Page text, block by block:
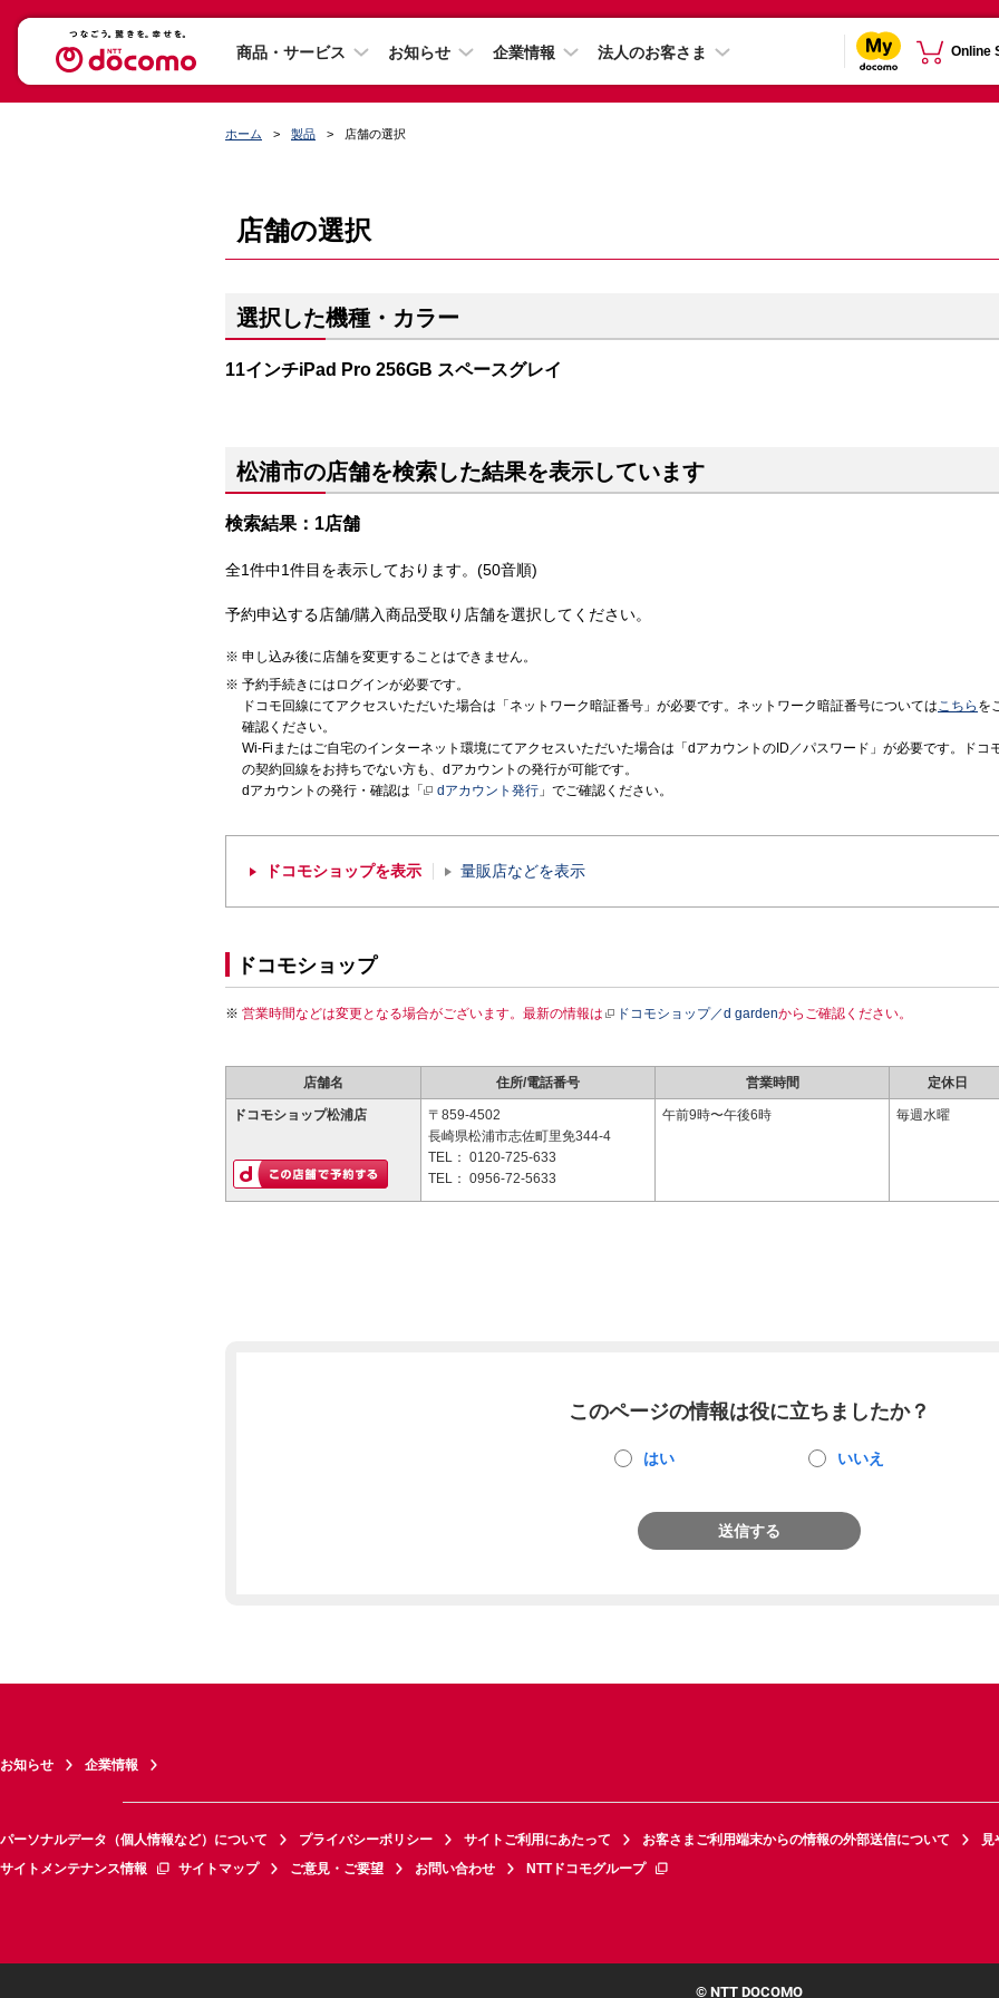
商品・サービス お知らせ 企業情報 法人のお客さま Online
ホーム 製品 店舗の選択
店舗の選択
選択した機種・カラー
11インチiPad Pro 256GB スペースグレイ
松浦市の店舗を検索した結果を表示しています
検索結果：1店舗
全1件中1件目を表示しております。(50音順)
予約申込する店舗/購入商品受取り店舗を選択してください。
申し込み後に店舗を変更することはできません。
予約手続きにはログインが必要です。
ドコモ回線にてアクセスいただいた場合は「ネットワーク暗証番号」が必要です。ネットワーク暗証番号についてはこちら を
確認ください。
Wi-Fiまたはご自宅のインターネット環境にてアクセスいただいた場合は「dアカウントのID／パスワード」が必要です。ドコ
の契約回線をお持ちでない方も、dアカウントの発行が可能です。
dアカウントの発行・確認は「
dアカウント発行 」でご確認ください。
ドコモショップを表示 量販店などを表示
ドコモショップ
営業時間などは変更となる場合がございます。最新の情報は ドコモショップ／d gardenからご確認ください。
店舗名 住所/電話番号 営業時間 定休日
ドコモショップ松浦店
〒859-4502
長崎県松浦市志佐町里免344-4
TEL： 0120-725-633
TEL： 0956-72-5633
午前9時〜午後6時 毎週水曜
このページの情報は役に立ちましたか？
はい いいえ
送信する
お知らせ 企業情報
パーソナルデータ（個人情報など）について プライバシーポリシー サイトご利用にあたって お客さまご利用端末からの情報の外部送信について
見
サイトメンテナンス情報
サイトマップ ご意見・ご要望 お問い合わせ NTTドコモグループ
© NTT DOCOMO